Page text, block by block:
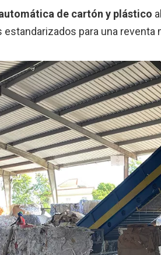
de cartón y plástico
para una